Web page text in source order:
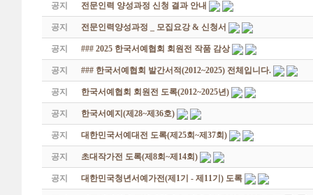
공지 전문인력 양성과정 신청 결과 안내
공지 전문인력양성과정 _ 모집요강 & 신청서
공지 ### 2025 한국서예협회 회원전 작품 감상
공지 ### 한국서예협회 발간서적(2012~2025) 전체입니다.
공지 한국서예협회 회원전 도록(2012~2025년)
공지 한국서예지(제28~제36호)
공지 대한민국서예대전 도록(제25회~제37회)
공지 초대작가전 도록(제8회~제14회)
공지 대한민국청년서예가전(제1기 - 제11기) 도록